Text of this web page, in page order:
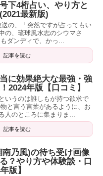
楽天市場
下4桁占い、やり方と
最新版)
の、「突然ですが占ってもい
の、琉球風水志のシウマさ
ダンディで、かっ...
記事を読む
に効果絶大な最強・強
2024年版【口コミ】
いうのは誰しもが持つ欲求で
と言う言葉があるように、お
人のところに集まりま...
記事を読む
乃風)の待ち受け画像
？やり方や体験談・口
版】